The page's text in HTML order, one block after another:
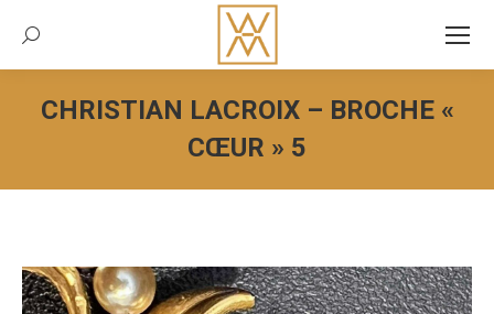
Recherche:
CHRISTIAN LACROIX – BROCHE «
CŒUR » 5
Vous êtes ici :